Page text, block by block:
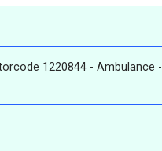
1220844 - Ambulance